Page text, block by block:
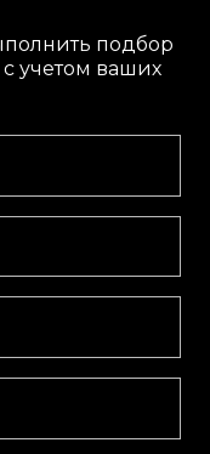
подбор
учетом ваших